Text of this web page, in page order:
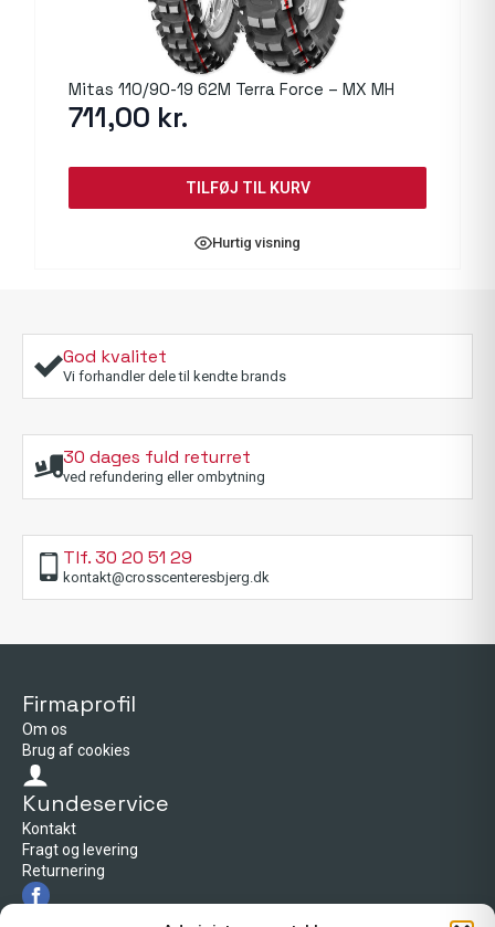
Mitas 110/90-19 62M Terra Force – MX MH
711,00 kr.
TILFØJ TIL KURV
Hurtig visning
God kvalitet
Vi forhandler dele til kendte brands
30 dages fuld returret
ved refundering eller ombytning
Tlf. 30 20 51 29
kontakt@crosscenteresbjerg.dk
Firmaprofil
Om os
Brug af cookies
Kundeservice
Kontakt
Fragt og levering
Returnering